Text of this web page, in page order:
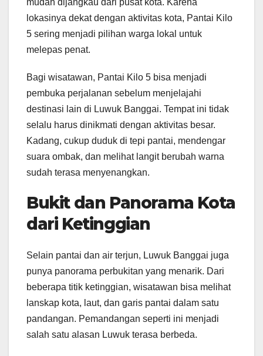
lokasinya dekat dengan aktivitas kota, Pantai Kilo
5 sering menjadi pilihan warga lokal untuk
melepas penat.
Bagi wisatawan, Pantai Kilo 5 bisa menjadi
pembuka perjalanan sebelum menjelajahi
destinasi lain di Luwuk Banggai. Tempat ini tidak
selalu harus dinikmati dengan aktivitas besar.
Kadang, cukup duduk di tepi pantai, mendengar
suara ombak, dan melihat langit berubah warna
sudah terasa menyenangkan.
Bukit dan Panorama Kota
dari Ketinggian
Selain pantai dan air terjun, Luwuk Banggai juga
punya panorama perbukitan yang menarik. Dari
beberapa titik ketinggian, wisatawan bisa melihat
lanskap kota, laut, dan garis pantai dalam satu
pandangan. Pemandangan seperti ini menjadi
salah satu alasan Luwuk terasa berbeda.